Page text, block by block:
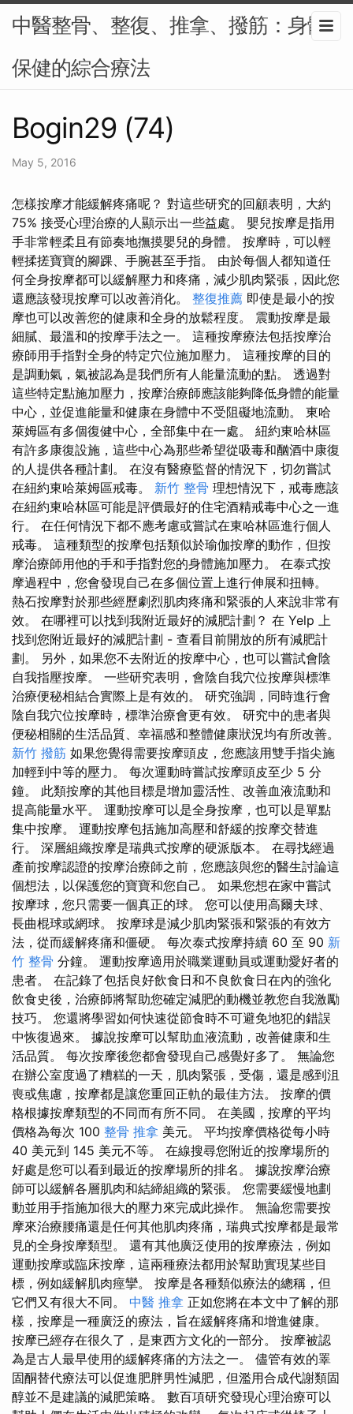
中醫整骨、整復、推拿、撥筋：身體
保健的綜合療法
Bogin29 (74)
May 5, 2016
怎樣按摩才能緩解疼痛呢？ 對這些研究的回顧表明，大約
75% 接受心理治療的人顯示出一些益處。 嬰兒按摩是指用
手非常輕柔且有節奏地撫摸嬰兒的身體。 按摩時，可以輕
輕揉搓寶寶的腳踝、手腕甚至手指。 由於每個人都知道任
何全身按摩都可以緩解壓力和疼痛，減少肌肉緊張，因此您
還應該發現按摩可以改善消化。 整復推薦 即使是最小的按
摩也可以改善您的健康和全身的放鬆程度。 震動按摩是最
細膩、最溫和的按摩手法之一。 這種按摩療法包括按摩治
療師用手指對全身的特定穴位施加壓力。 這種按摩的目的
是調動氣，氣被認為是我們所有人能量流動的點。 透過對
這些特定點施加壓力，按摩治療師應該能夠降低身體的能量
中心，並促進能量和健康在身體中不受阻礙地流動。 東哈
萊姆區有多個復健中心，全部集中在一處。 紐約東哈林區
有許多康復設施，這些中心為那些希望從吸毒和酗酒中康復
的人提供各種計劃。 在沒有醫療監督的情況下，切勿嘗試
在紐約東哈萊姆區戒毒。 新竹 整骨 理想情況下，戒毒應該
在紐約東哈林區可能是評價最好的住宅酒精戒毒中心之一進
行。 在任何情況下都不應考慮或嘗試在東哈林區進行個人
戒毒。 這種類型的按摩包括類似於瑜伽按摩的動作，但按
摩治療師用他的手和手指對您的身體施加壓力。 在泰式按
摩過程中，您會發現自己在多個位置上進行伸展和扭轉。
熱石按摩對於那些經歷劇烈肌肉疼痛和緊張的人來說非常有
效。 在哪裡可以找到我附近最好的減肥計劃？ 在 Yelp 上
找到您附近最好的減肥計劃 - 查看目前開放的所有減肥計
劃。 另外，如果您不去附近的按摩中心，也可以嘗試會陰
自我指壓按摩。 一些研究表明，會陰自我穴位按摩與標準
治療便秘相結合實際上是有效的。 研究強調，同時進行會
陰自我穴位按摩時，標準治療會更有效。 研究中的患者與
便秘相關的生活品質、幸福感和整體健康狀況均有所改善。
新竹 撥筋 如果您覺得需要按摩頭皮，您應該用雙手指尖施
加輕到中等的壓力。 每次運動時嘗試按摩頭皮至少 5 分
鐘。 此類按摩的其他目標是增加靈活性、改善血液流動和
提高能量水平。 運動按摩可以是全身按摩，也可以是單點
集中按摩。 運動按摩包括施加高壓和舒緩的按摩交替進
行。 深層組織按摩是瑞典式按摩的硬派版本。 在尋找經過
產前按摩認證的按摩治療師之前，您應該與您的醫生討論這
個想法，以保護您的寶寶和您自己。 如果您想在家中嘗試
按摩球，您只需要一個真正的球。 您可以使用高爾夫球、
長曲棍球或網球。 按摩球是減少肌肉緊張和緊張的有效方
法，從而緩解疼痛和僵硬。 每次泰式按摩持續 60 至 90 新
竹 整骨 分鐘。 運動按摩適用於職業運動員或運動愛好者的
患者。 在記錄了包括良好飲食日和不良飲食日在內的強化
飲食史後，治療師將幫助您確定減肥的動機並教您自我激勵
技巧。 您還將學習如何快速從節食時不可避免地犯的錯誤
中恢復過來。 據說按摩可以幫助血液流動，改善健康和生
活品質。 每次按摩後您都會發現自己感覺好多了。 無論您
在辦公室度過了糟糕的一天，肌肉緊張，受傷，還是感到沮
喪或焦慮，按摩都是讓您重回正軌的最佳方法。 按摩的價
格根據按摩類型的不同而有所不同。 在美國，按摩的平均
價格為每次 100 整骨 推拿 美元。 平均按摩價格從每小時
40 美元到 145 美元不等。 在線搜尋您附近的按摩場所的
好處是您可以看到最近的按摩場所的排名。 據說按摩治療
師可以緩解各層肌肉和結締組織的緊張。 您需要緩慢地劃
動並用手指施加很大的壓力來完成此操作。 無論您需要按
摩來治療腰痛還是任何其他肌肉疼痛，瑞典式按摩都是最常
見的全身按摩類型。 還有其他廣泛使用的按摩療法，例如
運動按摩或臨床按摩，這兩種療法都用於幫助實現某些目
標，例如緩解肌肉痙攣。 按摩是各種類似療法的總稱，但
它們又有很大不同。 中醫 推拿 正如您將在本文中了解的那
樣，按摩是一種廣泛的療法，旨在緩解疼痛和增進健康。
按摩已經存在很久了，是東西方文化的一部分。 按摩被認
為是古人最早使用的緩解疼痛的方法之一。 儘管有效的睪
固酮替代療法可以促進肥胖男性減肥，但濫用合成代謝類固
醇並不是建議的減肥策略。 數百項研究發現心理治療可以